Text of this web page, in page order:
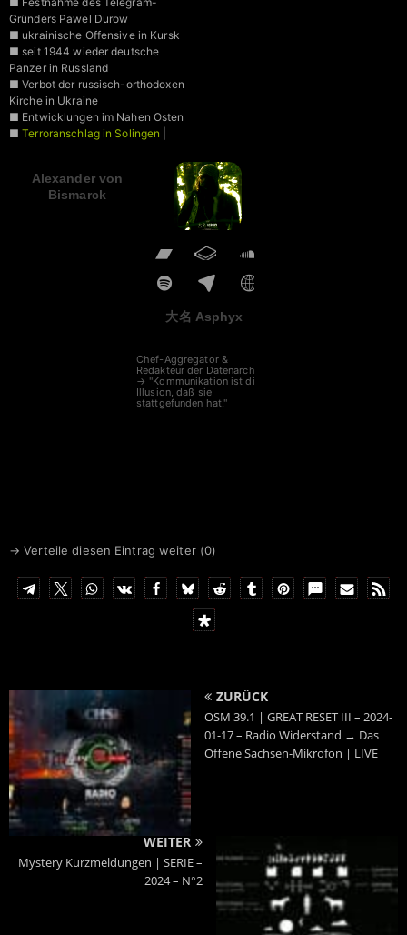
Gründers Pawel Durow
■ ukrainische Offensive in Kursk
■ seit 1944 wieder deutsche
Panzer in Russland
■ Verbot der russisch-orthodoxen
Kirche in Ukraine
■ Entwicklungen im Nahen Osten
■Terroranschlag in Solingen
Alexander von
Bismarck
大名 Asphyx
Chef-Aggregator &
Redakteur der Datenarche
→ "Kommunikation ist die
Illusion, daß sie
stattgefunden hat."
→ Verteile diesen Eintrag weiter (0)
ZURÜCK
OSM 39.1 | GREAT RESET III – 2024-
01-17 – Radio Widerstand → Das
Offene Sachsen-Mikrofon | LIVE
WEITER
Mystery Kurzmeldungen | SERIE –
2024 – N°2